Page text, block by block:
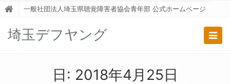
一般社団法人埼玉県聴覚障害者協会青年部 公式ホームページ
埼玉デフヤング
日: 2018年4月25日